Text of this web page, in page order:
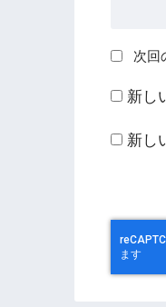
次回
新し
新し